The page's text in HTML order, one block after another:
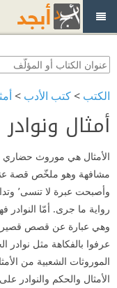
الكتب >كتب الأدب >
أمثال ونوادر
الأمثال هي موروث حضاري
مشافهة وهو ملخّص قصة
رواية ما جرى. أمّا
وهي عبارة عن قصص قصيرة
عرفوا بالفكاهة مثل نوادر
الموروثات الشعبية من
الأمثال والحكم والنوادر